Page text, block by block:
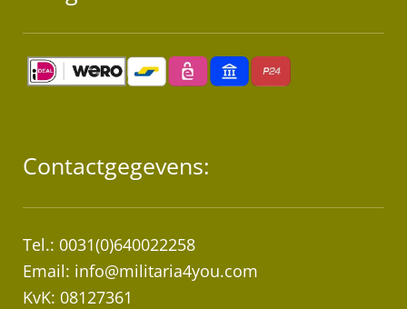
Contactgegevens:
Tel.: 0031(0)640022258
Email: info@militaria4you.com
KvK: 08127361